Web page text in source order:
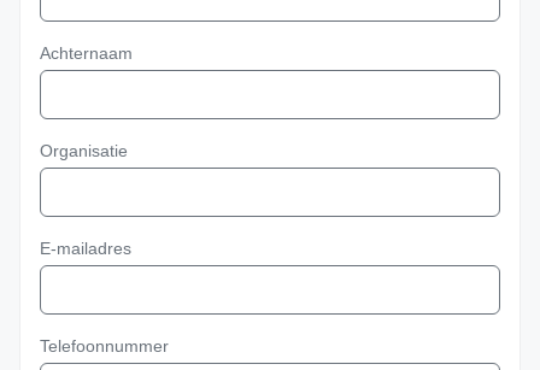
Achternaam
Organisatie
E-mailadres
Telefoonnummer